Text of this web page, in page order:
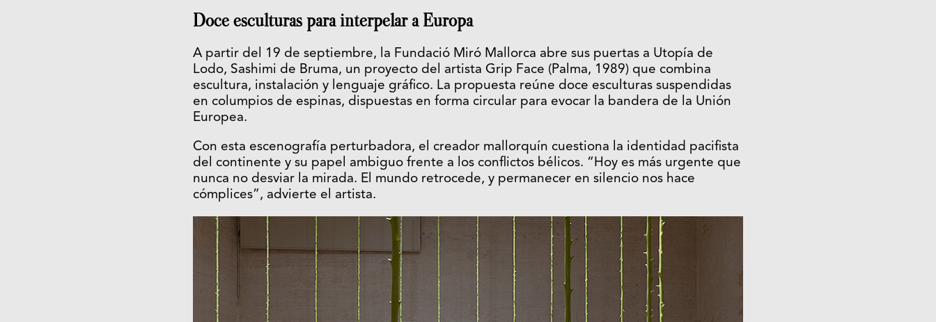
Doce esculturas para interpelar a Europa
A partir del 19 de septiembre, la Fundació Miró Mallorca abre sus puertas a Utopía de
Lodo, Sashimi de Bruma, un proyecto del artista Grip Face (Palma, 1989) que combina
escultura, instalación y lenguaje gráfico. La propuesta reúne doce esculturas suspendidas
en columpios de espinas, dispuestas en forma circular para evocar la bandera de la Unión
Europea.
Con esta escenografía perturbadora, el creador mallorquín cuestiona la identidad pacifista
del continente y su papel ambiguo frente a los conflictos bélicos. “Hoy es más urgente que
nunca no desviar la mirada. El mundo retrocede, y permanecer en silencio nos hace
cómplices”, advierte el artista.